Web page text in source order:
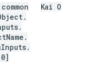
common
.
.
Name .
Inputs.
Kai O